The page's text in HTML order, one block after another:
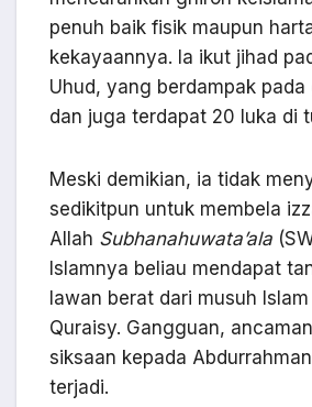
penuh baik fisik maupun
kekayaannya. Ia ikut jihad
Uhud, yang berdampak
dan juga terdapat 20 luka di
Meski demikian, ia tidak
sedikitpun untuk membela
Allah Subhanahuwata’ala
Islamnya beliau mendapat
lawan berat dari musuh
Quraisy. Gangguan,
siksaan kepada
terjadi.